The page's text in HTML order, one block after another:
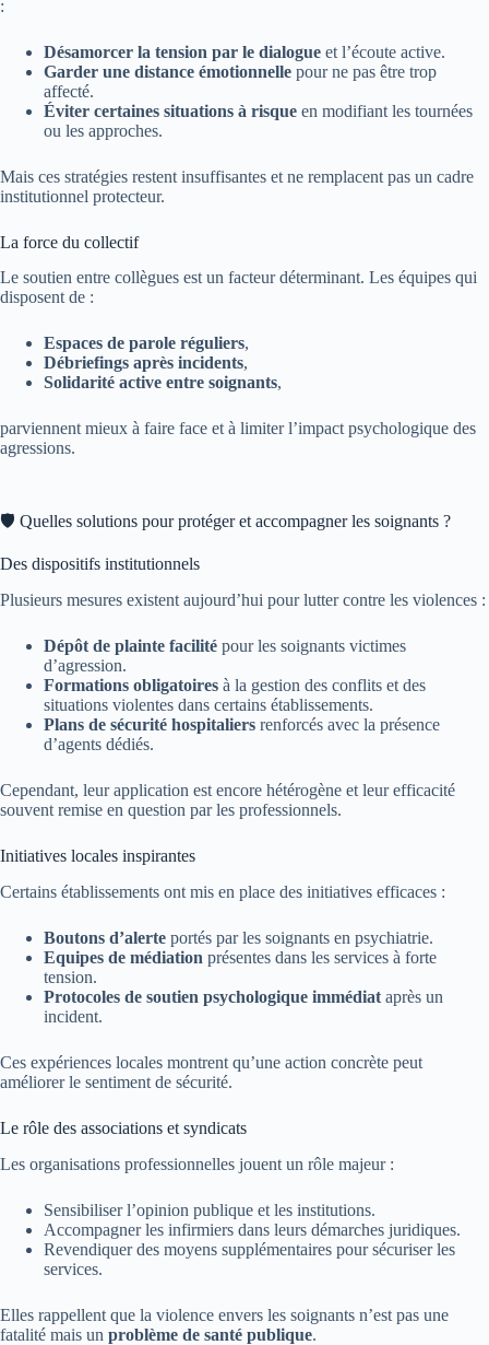
:
Désamorcer la tension par le dialogue et l’écoute active.
Garder une distance émotionnelle pour ne pas être trop
affecté.
Éviter certaines situations à risque en modifiant les tournées
ou les approches.
Mais ces stratégies restent insuffisantes et ne remplacent pas un cadre
institutionnel protecteur.
La force du collectif
Le soutien entre collègues est un facteur déterminant. Les équipes qui
disposent de :
Espaces de parole réguliers,
Débriefings après incidents,
Solidarité active entre soignants,
parviennent mieux à faire face et à limiter l’impact psychologique des
agressions.
🛡️ Quelles solutions pour protéger et accompagner les soignants ?
Des dispositifs institutionnels
Plusieurs mesures existent aujourd’hui pour lutter contre les violences :
Dépôt de plainte facilité pour les soignants victimes
d’agression.
Formations obligatoires à la gestion des conflits et des
situations violentes dans certains établissements.
Plans de sécurité hospitaliers renforcés avec la présence
d’agents dédiés.
Cependant, leur application est encore hétérogène et leur efficacité
souvent remise en question par les professionnels.
Initiatives locales inspirantes
Certains établissements ont mis en place des initiatives efficaces :
Boutons d’alerte portés par les soignants en psychiatrie.
Equipes de médiation présentes dans les services à forte
tension.
Protocoles de soutien psychologique immédiat après un
incident.
Ces expériences locales montrent qu’une action concrète peut
améliorer le sentiment de sécurité.
Le rôle des associations et syndicats
Les organisations professionnelles jouent un rôle majeur :
Sensibiliser l’opinion publique et les institutions.
Accompagner les infirmiers dans leurs démarches juridiques.
Revendiquer des moyens supplémentaires pour sécuriser les
services.
Elles rappellent que la violence envers les soignants n’est pas une
fatalité mais un problème de santé publique.